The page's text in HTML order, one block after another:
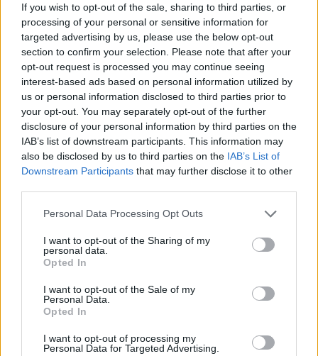
If you wish to opt-out of the sale, sharing to third parties, or
processing of your personal or sensitive information for
targeted advertising by us, please use the below opt-out
section to confirm your selection. Please note that after your
opt-out request is processed you may continue seeing
interest-based ads based on personal information utilized by
us or personal information disclosed to third parties prior to
your opt-out. You may separately opt-out of the further
disclosure of your personal information by third parties on the
IAB’s list of downstream participants. This information may
also be disclosed by us to third parties on the IAB’s List of
Downstream Participants that may further disclose it to other
Please note that this website/app uses one or more Google
not limited to your visit or usage behaviour. You may click to
grant or deny consent to Google and its third-party tags to
use your data for below specified purposes in below Google
consent section.
Personal Data Processing Opt Outs
I want to opt-out of the Sharing of my
personal data.
Opted In
I want to opt-out of the Sale of my
Personal Data.
Opted In
I want to opt-out of processing my
Personal Data for Targeted Advertising.
2024-től nálunk is kötelező lesz
komposztálni
Andersen Dávid| 2023 június 17. 16:41
Egy új EU-s szabályozásnak köszönhetően
Magyarországon is kötelezővé válik a
biohulladék gyűjtése.
Szerves hulladékunkat millióféleképpen kezelhetjük,
gyűjthetjük otthon beltéri komposztálóban, kerti
Bármelyiket választjuk, hozzájárulunk a természet
egészségesebb körforgásához. A hatékony
feldolgozásban új szintet hozhat az uniós szabályozás,
amely szerint hazánkban is kötelező lesz a biohulladék